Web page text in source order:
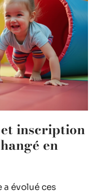
inscription
en
a évolué ces